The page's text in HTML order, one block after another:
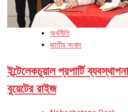
অর্থনীতি
জাতীয় সংবাদ
ইন্টেলেকচুয়াল প্রপার্টি
বুয়েটের রাইজ